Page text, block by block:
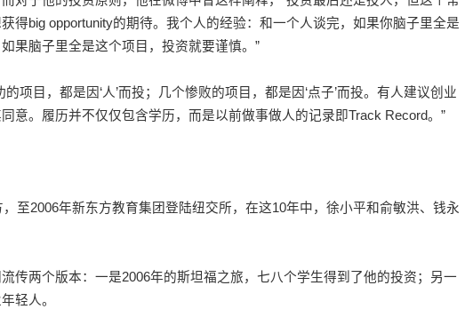
得big opportunity的期待。我个人的经验：和一个人谈完，如果你脑子里全是
果脑子里全是这个项目，投资就要谨慎。”
目，都是因‘人’而投；几个惨败的项目，都是因‘点子’而投。有人建议创业
意。履历并不仅仅包含学历，而是以前做事做人的记录即Track Record。”
2006年新东方教育集团登陆纽交所，在这10年中，徐小平和俞敏洪、钱永
两个版本：一是2006年的斯坦福之旅，七八个学生得到了他的投资；另一
轻人。